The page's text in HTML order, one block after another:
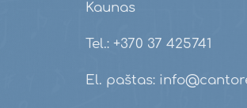
Kaunas
Tel.: +370 37 425741
El. paštas: